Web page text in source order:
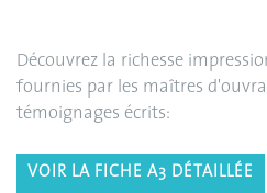
Découvrez la richesse
fournies par les maîtres
témoignages écrits:
VOIR LA FICHE A3 DÉTAILLÉE